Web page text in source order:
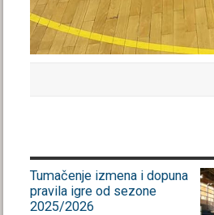
Tumačenje izmena i dopuna
pravila igre od sezone
2025/2026